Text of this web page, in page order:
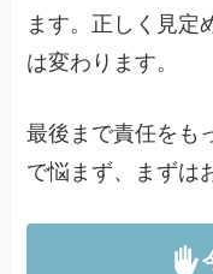
ます。正しく見定
は変わります。
最後まで責任をも
で悩まず、まずは